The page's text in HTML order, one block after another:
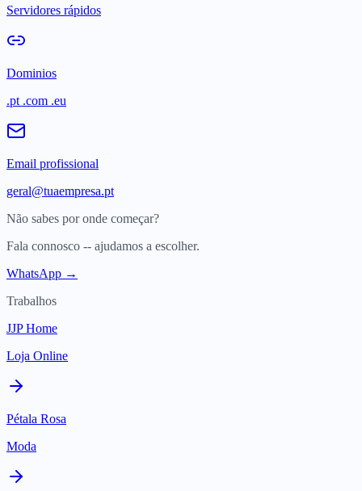
Servidores rápidos
Dominios
.pt .com .eu
Email profissional
geral@tuaempresa.pt
Não sabes por onde começar?
Fala connosco -- ajudamos a escolher.
WhatsApp →
Trabalhos
JJP Home
Loja Online
Pétala Rosa
Moda